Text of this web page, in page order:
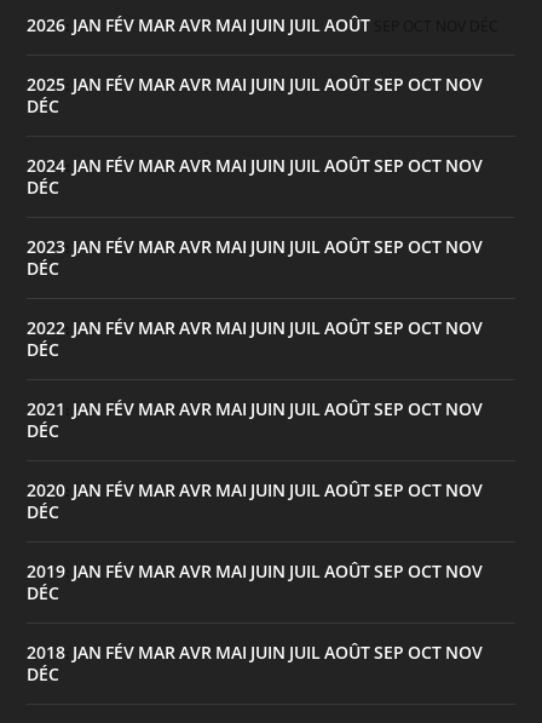
2026 JAN FÉV MARAVR MAI JUIN JUILAOÛT
2025 JAN FÉV MARAVR MAI JUIN JUILAOÛTSEP OCT NOV
DÉC
2024 JAN FÉV MARAVR MAI JUIN JUILAOÛTSEP OCT NOV
DÉC
2023 JAN FÉV MARAVR MAI JUIN JUILAOÛTSEP OCT NOV
DÉC
2022 JAN FÉV MARAVR MAI JUIN JUILAOÛTSEP OCT NOV
DÉC
2021 JAN FÉV MARAVR MAI JUIN JUILAOÛTSEP OCT NOV
DÉC
2020 JAN FÉV MARAVR MAI JUIN JUILAOÛTSEP OCT NOV
DÉC
2019 JAN FÉV MARAVR MAI JUIN JUILAOÛTSEP OCT NOV
DÉC
2018 JAN FÉV MARAVR MAI JUIN JUILAOÛTSEP OCT NOV
DÉC